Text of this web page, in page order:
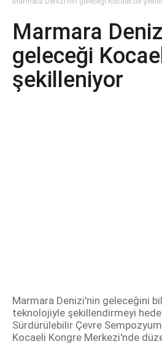
Marmara
geleceği
şekilleniyor
Marmara Denizi'nin geleceğini
teknolojiyle şekillendirmeyi
Sürdürülebilir Çevre
Kocaeli Kongre Merkezi'nde